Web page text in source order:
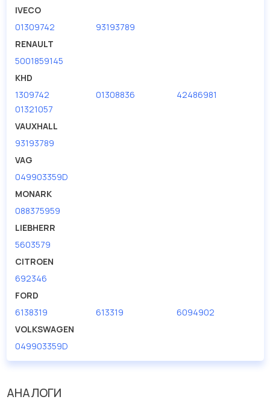
IVECO
01309742
93193789
RENAULT
5001859145
KHD
1309742
01308836
42486981
01321057
VAUXHALL
93193789
VAG
049903359D
MONARK
088375959
LIEBHERR
5603579
CITROEN
692346
FORD
6138319
613319
6094902
VOLKSWAGEN
049903359D
АНАЛОГИ